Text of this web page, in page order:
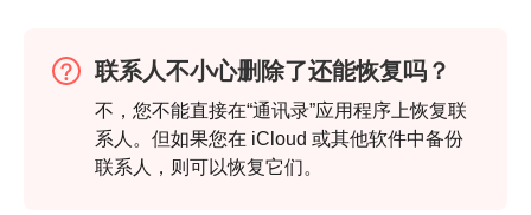
联系人不小心删除了还能恢复吗？
不，您不能直接在“通讯录”应用程序上恢复联
系人。但如果您在 iCloud 或其他软件中备份
联系人，则可以恢复它们。